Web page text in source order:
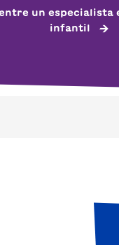
un especialista
infantil